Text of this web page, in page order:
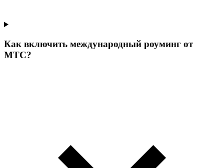
Как включить международный роуминг от
МТС?